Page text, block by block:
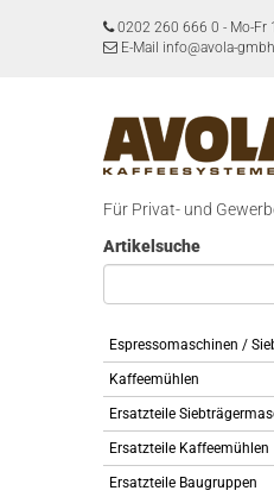
0202 260 666 0 - Mo-Fr
E-Mail info@avola-
Für Privat- und
Artikelsuche
Espressomaschinen /
Kaffeemühlen
Ersatzteile
Ersatzteile Kaffeemühlen
Ersatzteile Baugruppen